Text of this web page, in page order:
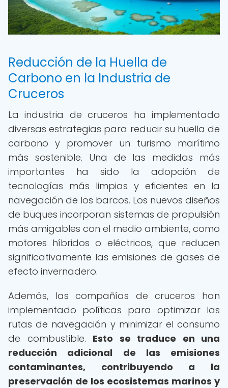
Reducción de la Huella de
Carbono en la Industria de
Cruceros
La industria de cruceros ha implementado
diversas estrategias para reducir su huella de
carbono y promover un turismo marítimo
más sostenible. Una de las medidas más
importantes ha sido la adopción de
tecnologías más limpias y eficientes en la
navegación de los barcos. Los nuevos diseños
de buques incorporan sistemas de propulsión
más amigables con el medio ambiente, como
motores híbridos o eléctricos, que reducen
significativamente las emisiones de gases de
efecto invernadero.
Además, las compañías de cruceros han
implementado políticas para optimizar las
rutas de navegación y minimizar el consumo
de combustible. Esto se traduce en una
reducción adicional de las emisiones
contaminantes, contribuyendo a la
preservación de los ecosistemas marinos y